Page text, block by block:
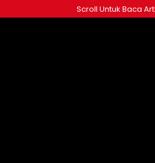
ke
Scroll Untuk Baca